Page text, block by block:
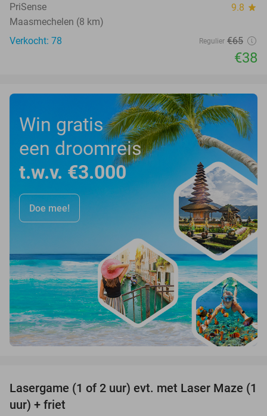
PriSense 9.8 star
Maasmechelen (8 km)
Verkocht: 78
Regulier €65
€38
Win gratis
een droomreis
t.w.v. €3.000
Doe mee!
22%
Lasergame (1 of 2 uur) evt. met Laser Maze (1
uur) + friet